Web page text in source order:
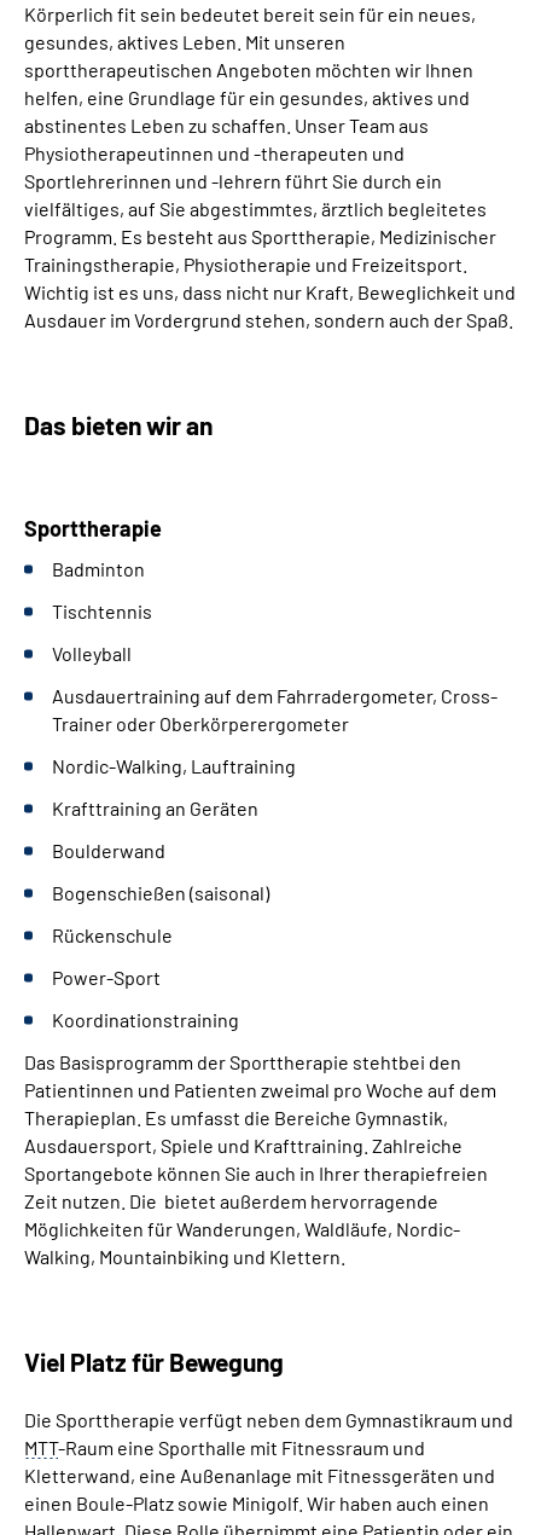
Körperlich fit sein bedeutet bereit sein für ein neues,
gesundes, aktives Leben. Mit unseren
sporttherapeutischen Angeboten möchten wir Ihnen
helfen, eine Grundlage für ein gesundes, aktives und
abstinentes Leben zu schaffen. Unser Team aus
Physiotherapeutinnen und -therapeuten und
Sportlehrerinnen und -lehrern führt Sie durch ein
vielfältiges, auf Sie abgestimmtes, ärztlich begleitetes
Programm. Es besteht aus Sporttherapie, Medizinischer
Trainingstherapie, Physiotherapie und Freizeitsport.
Wichtig ist es uns, dass nicht nur Kraft, Beweglichkeit und
Ausdauer im Vordergrund stehen, sondern auch der Spaß.
Das bieten wir an
Sporttherapie
Badminton
Tischtennis
Volleyball
Ausdauertraining auf dem Fahrradergometer, Cross-
Trainer oder Oberkörperergometer
Nordic-Walking, Lauftraining
Krafttraining an Geräten
Boulderwand
Bogenschießen (saisonal)
Rückenschule
Power-Sport
Koordinationstraining
Das Basisprogramm der Sporttherapie stehtbei den
Patientinnen und Patienten zweimal pro Woche auf dem
Therapieplan. Es umfasst die Bereiche Gymnastik,
Ausdauersport, Spiele und Krafttraining. Zahlreiche
Sportangebote können Sie auch in Ihrer therapiefreien
Zeit nutzen. Die bietet außerdem hervorragende
Möglichkeiten für Wanderungen, Waldläufe, Nordic-
Walking, Mountainbiking und Klettern.
Viel Platz für Bewegung
Die Sporttherapie verfügt neben dem Gymnastikraum und
MTT-Raum eine Sporthalle mit Fitnessraum und
Kletterwand, eine Außenanlage mit Fitnessgeräten und
einen Boule-Platz sowie Minigolf. Wir haben auch einen
Hallenwart. Diese Rolle übernimmt eine Patientin oder ein